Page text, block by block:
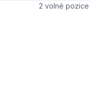
Počet volných
2 volné pozice